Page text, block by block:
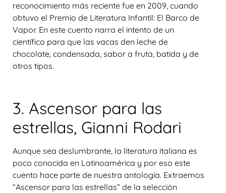
reconocimiento más reciente fue en 2009, cuando
obtuvo el Premio de Literatura Infantil: El Barco de
Vapor. En este cuento narra el intento de un
científico para que las vacas den leche de
chocolate, condensada, sabor a fruta, batida y de
otros tipos.
3. Ascensor para las
estrellas, Gianni Rodari
Aunque sea deslumbrante, la literatura italiana es
poco conocida en Latinoamérica y por eso este
cuento hace parte de nuestra antología. Extraemos
“Ascensor para las estrellas” de la selección